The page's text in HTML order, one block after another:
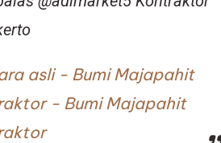
asli - Bumi Majapahit
- Bumi Majapahit